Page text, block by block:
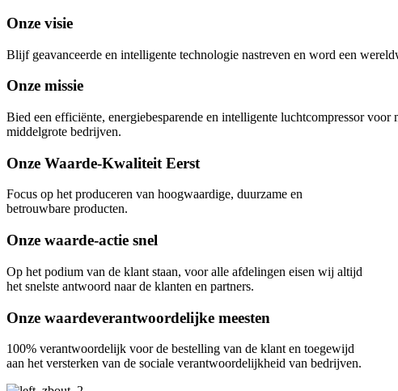
Onze visie
Blijf geavanceerde en intelligente technologie nastreven en word een
Onze missie
Bied een efficiënte, energiebesparende en intelligente luchtcompressor voor
middelgrote bedrijven.
Onze Waarde-Kwaliteit Eerst
Focus op het produceren van hoogwaardige, duurzame en
betrouwbare producten.
Onze waarde-actie snel
Op het podium van de klant staan, voor alle afdelingen eisen wij altijd
het snelste antwoord naar de klanten en partners.
Onze waardeverantwoordelijke meesten
100% verantwoordelijk voor de bestelling van de klant en toegewijd
aan het versterken van de sociale verantwoordelijkheid van bedrijven.